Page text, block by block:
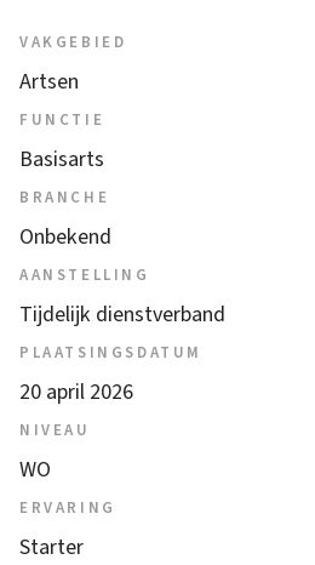
VAKGEBIED
Artsen
FUNCTIE
Basisarts
BRANCHE
Onbekend
AANSTELLING
Tijdelijk dienstverband
PLAATSINGSDATUM
20 april 2026
NIVEAU
WO
ERVARING
Starter